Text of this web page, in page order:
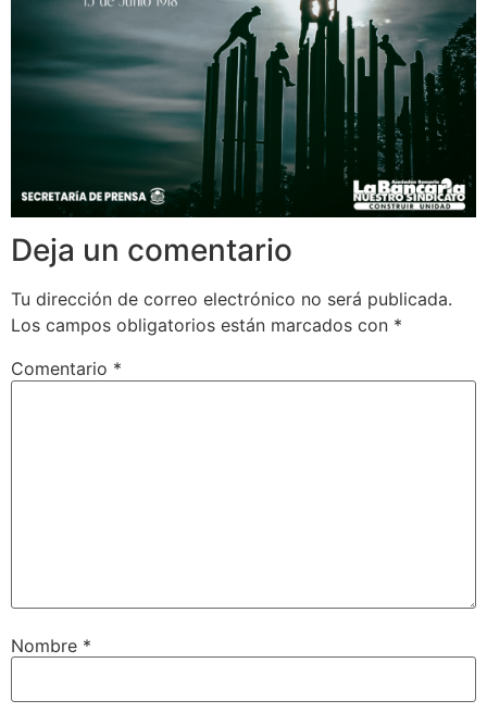
Deja un comentario
Tu dirección de correo electrónico no será publicada.
Los campos obligatorios están marcados con *
Comentario *
Nombre *